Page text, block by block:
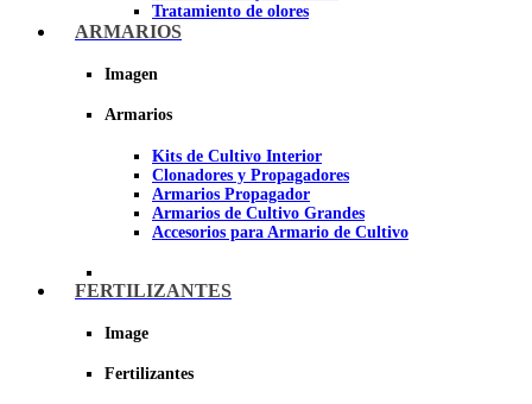
Tratamiento de olores
Insecticidas y fungicidas
Papel Reflectante para cultivo de
ARMARIOS
Imagen
Armarios
Kits de Cultivo Interior
Clonadores y Propagadores
Armarios Propagador
Armarios de Cultivo Grandes
Accesorios para Armario de Cultivo
FERTILIZANTES
Image
Fertilizantes